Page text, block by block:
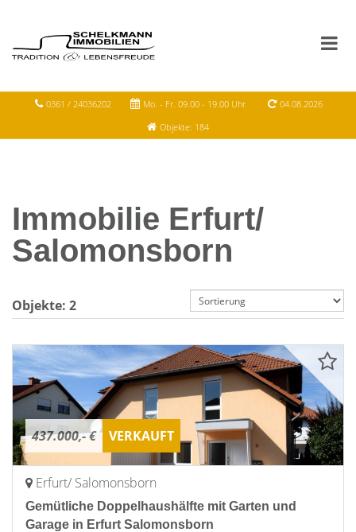
0361 / 24036202 Mo. - Fr. 09.00 - 19.00 Uhr
04.08.2026
Objekte: 184
Immobilie Erfurt/
Salomonsborn
Objekte: 2
437.000,- € VERKAUFT
Erfurt/ Salomonsborn
Gemütliche Doppelhaushälfte mit Garten und
Garage in Erfurt Salomonsborn